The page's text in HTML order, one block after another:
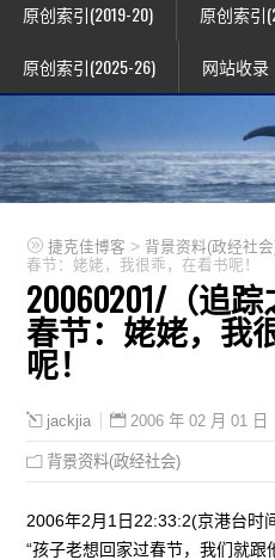
原创索引(2019-20) 原创索引
原创索引(2025-26) 网站收录
捷克佳博客 > 背景资料(政经社
春节：姥姥，我很乖，在看书呢！
20060201/（追
春节：姥姥，我
呢！
jackjia 2006 年 02 月 01 日
背景资料(政经社会)
2006年2月1日22:33:2(京港台时
“孩子老想回家过春节，我们就